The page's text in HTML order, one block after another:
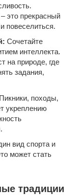
– это прекрасный
повеселиться.
Сочетайте
интеллекта.
на природе, где
задания,
Пикники, походы,
укреплению
вид спорта и
может стать
традиции